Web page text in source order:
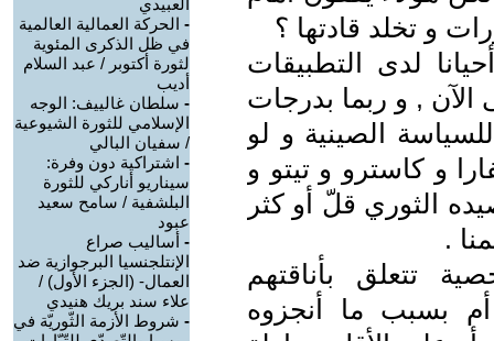
و تخلد قادتها ؟
لدى التطبيقات
الآن , و ربما بدرجات
الصينية و لو
و كاسترو و تيتو و
الثوري قلّ أو كثر
.
تتعلق بأناقتهم
بسبب ما أنجزوه
العبيدي
- الحركة العمالية العالمية
في ظل الذكرى المئوية
لثورة أكتوبر / عبد السلام
أديب
- سلطان غالييف: الوجه
الإسلامي للثورة الشيوعية
/ سفيان البالي
- اشتراكية دون وفرة:
سيناريو أناركي للثورة
البلشفية / سامح سعيد
عبود
- أساليب صراع
الإنتلجنسيا البرجوازية ضد
العمال- (الجزء الأول) /
علاء سند بريك هنيدي
- شروط الأزمة الثّوريّة في